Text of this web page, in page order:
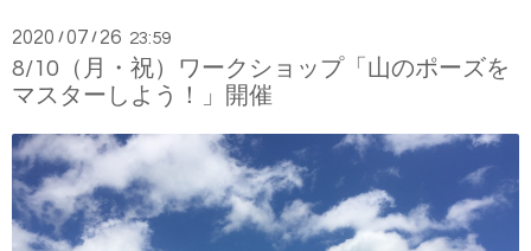
2020 /07 / 26 23:59
8/10（月・祝）ワークショップ「山のポーズを
マスターしよう！」開催